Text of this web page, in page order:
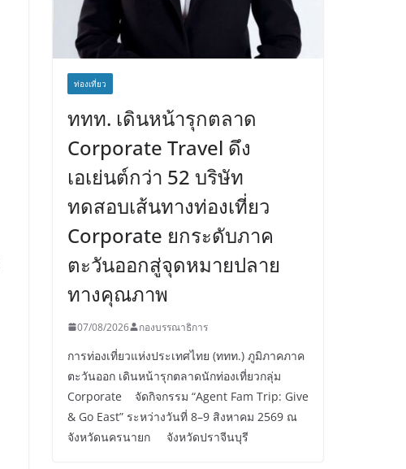
ท่องเที่ยว
ททท. เดินหน้ารุกตลาด
Corporate Travel ดึง
เอเย่นต์กว่า 52 บริษัท
ทดสอบเส้นทางท่องเที่ยว
Corporate ยกระดับภาค
ตะวันออกสู่จุดหมายปลาย
ทางคุณภาพ
07/08/2026 กองบรรณาธิการ
การท่องเที่ยวแห่งประเทศไทย (ททท.) ภูมิภาคภาค
ตะวันออก เดินหน้ารุกตลาดนักท่องเที่ยวกลุ่ม
Corporate จัดกิจกรรม “Agent Fam Trip: Give
& Go East” ระหว่างวันที่ 8–9 สิงหาคม 2569 ณ
จังหวัดนครนายก จังหวัดปราจีนบุรี